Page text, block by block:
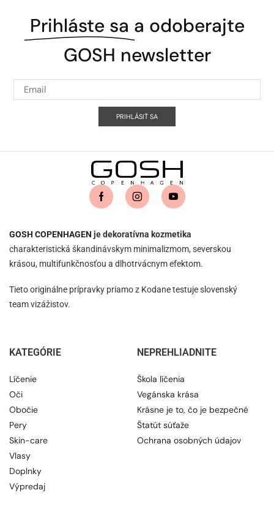
Prihláste sa a odoberajte
GOSH newsletter
PRIHLÁSIŤ SA
GOSH COPENHAGEN je dekoratívna kozmetika
charakteristická škandinávskym minimalizmom, severskou
krásou, multifunkčnosťou a dlhotrvácnym efektom.
Tieto originálne prípravky priamo z Kodane testuje slovenský
team vizážistov.
KATEGÓRIE
Líčenie
Oči
Obočie
Pery
Skin-care
Vlasy
Doplnky
Výpredaj
NEPREHLIADNITE
Škola líčenia
Vegánska krása
Krásne je to, čo je bezpečné
Štatút súťaže
Ochrana osobných údajov